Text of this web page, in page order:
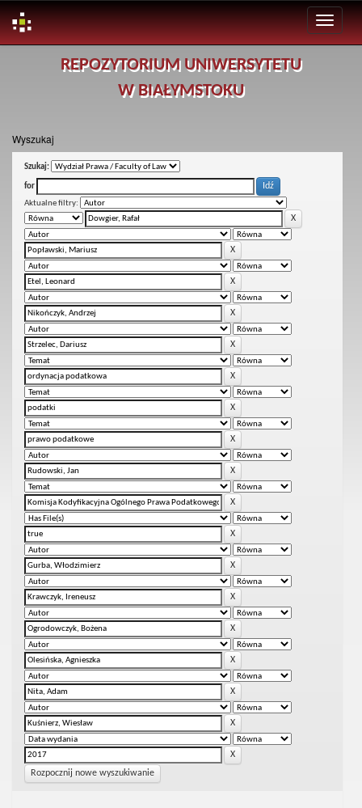
REPOZYTORIUM UNIWERSYTETU
W BIAŁYMSTOKU
Wyszukaj
Szukaj:
for
Aktualne filtry:
Rozpocznij nowe wyszukiwanie